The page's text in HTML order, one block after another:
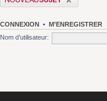
CONNEXION • M’ENREGISTRER
Nom d’utilisateur: